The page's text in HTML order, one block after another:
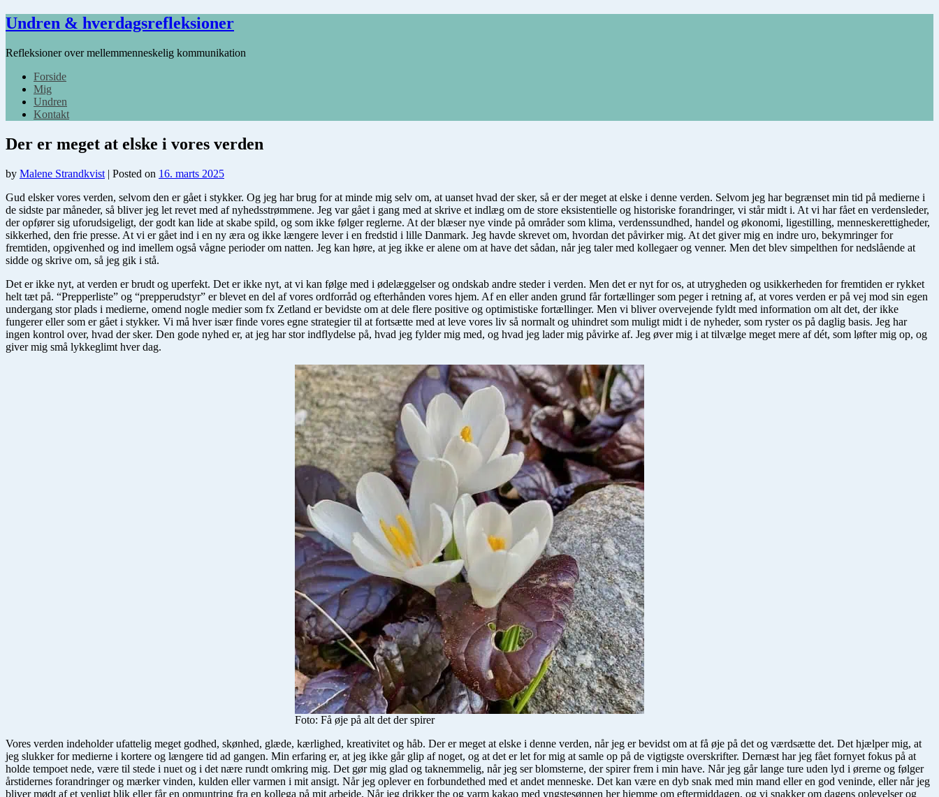
Undren & hverdagsrefleksioner
Refleksioner over mellemmenneskelig kommunikation
Forside
Mig
Undren
Kontakt
Der er meget at elske i vores verden
by Malene Strandkvist | Posted on 16. marts 2025
Gud elsker vores verden, selvom den er gået i stykker. Og jeg har brug for at minde mig selv om, at uanset hvad der sker, så er der meget at elske i denne verden. Selvom jeg har begrænset min tid på medierne i
de sidste par måneder, så bliver jeg let revet med af nyhedsstrømmene. Jeg var gået i gang med at skrive et indlæg om de store eksistentielle og historiske forandringer, vi står midt i. At vi har fået en verdensleder,
der opfører sig uforudsigeligt, der godt kan lide at skabe spild, og som ikke følger reglerne. At der blæser nye vinde på områder som klima, verdenssundhed, handel og økonomi, ligestilling, menneskerettigheder,
sikkerhed, den frie presse. At vi er gået ind i en ny æra og ikke længere lever i en fredstid i lille Danmark. Jeg havde skrevet om, hvordan det påvirker mig. At det giver mig en indre uro, bekymringer for
fremtiden, opgivenhed og ind imellem også vågne perioder om natten. Jeg kan høre, at jeg ikke er alene om at have det sådan, når jeg taler med kollegaer og venner. Men det blev simpelthen for nedslående at
sidde og skrive om, så jeg gik i stå.
Det er ikke nyt, at verden er brudt og uperfekt. Det er ikke nyt, at vi kan følge med i ødelæggelser og ondskab andre steder i verden. Men det er nyt for os, at utrygheden og usikkerheden for fremtiden er rykket
helt tæt på. “Prepperliste” og “prepperudstyr” er blevet en del af vores ordforråd og efterhånden vores hjem. Af en eller anden grund får fortællinger som peger i retning af, at vores verden er på vej mod sin egen
undergang stor plads i medierne, omend nogle medier som fx Zetland er bevidste om at dele flere positive og optimistiske fortællinger. Men vi bliver overvejende fyldt med information om alt det, der ikke
fungerer eller som er gået i stykker. Vi må hver især finde vores egne strategier til at fortsætte med at leve vores liv så normalt og uhindret som muligt midt i de nyheder, som ryster os på daglig basis. Jeg har
ingen kontrol over, hvad der sker. Den gode nyhed er, at jeg har stor indflydelse på, hvad jeg fylder mig med, og hvad jeg lader mig påvirke af. Jeg øver mig i at tilvælge meget mere af dét, som løfter mig op, og
giver mig små lykkeglimt hver dag.
Foto: Få øje på alt det der spirer
Vores verden indeholder ufattelig meget godhed, skønhed, glæde, kærlighed, kreativitet og håb. Der er meget at elske i denne verden, når jeg er bevidst om at få øje på det og værdsætte det. Det hjælper mig, at
jeg slukker for medierne i kortere og længere tid ad gangen. Min erfaring er, at jeg ikke går glip af noget, og at det er let for mig at samle op på de vigtigste overskrifter. Dernæst har jeg fået fornyet fokus på at
holde tempoet nede, være til stede i nuet og i det nære rundt omkring mig. Det gør mig glad og taknemmelig, når jeg ser blomsterne, der spirer frem i min have. Når jeg går lange ture uden lyd i ørerne og følger
årstidernes forandringer og mærker vinden, kulden eller varmen i mit ansigt. Når jeg oplever en forbundethed med et andet menneske. Det kan være en dyb snak med min mand eller en god veninde, eller når jeg
bliver mødt af et venligt blik eller får en opmuntring fra en kollega på mit arbejde. Når jeg drikker the og varm kakao med yngstesønnen her hjemme om eftermiddagen, og vi snakker om dagens oplevelser og